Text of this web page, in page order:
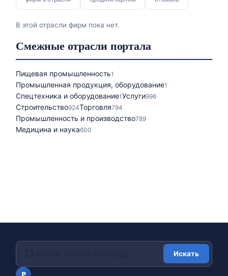
В этой отрасли фирм пока нет.
Смежные отрасли портала
Пищевая промышленность1
Промышленная продукция, оборудование1
Спецтехника и оборудование1Услуги996
Строительство924Торговля794
Промышленность и производство789
Медицина и наука600
P
Искать